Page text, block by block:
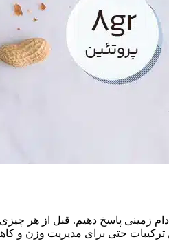
زمینی پاسخ دهیم. قبل از هر
حتی برای مدیریت وزن و